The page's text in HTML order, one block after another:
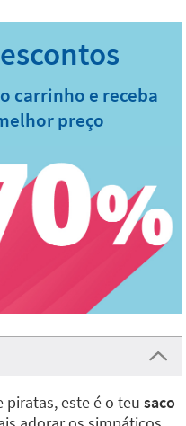
carrinho e receba
preço
este é o teu saco